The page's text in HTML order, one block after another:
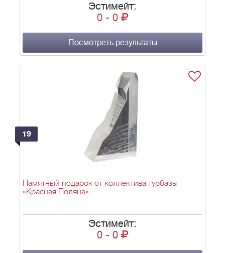
Эстимейт:
0 - 0
Посмотреть результаты
19
Памятный подарок от коллектива турбазы
«Красная Поляна».
Эстимейт:
0 - 0